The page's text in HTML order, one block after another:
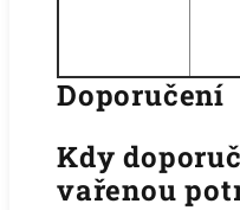
Doporučení
Kdy
vařenou